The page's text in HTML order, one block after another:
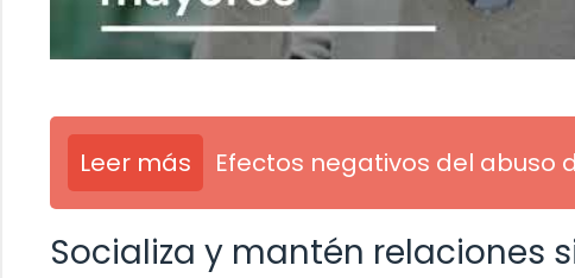
Leer más Efectos negativos del abuso
Socializa y mantén relaciones